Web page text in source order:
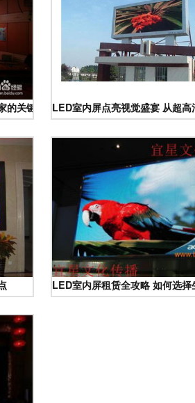
的关键指南LED室内屏点亮视觉盛宴 从超
LED室内屏租赁全攻略 如何选